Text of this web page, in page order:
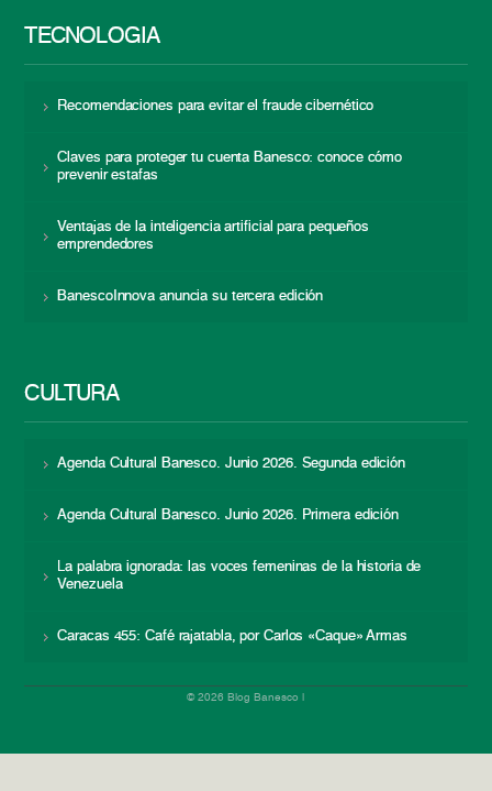
TECNOLOGÍA
Recomendaciones para evitar el fraude cibernético
Claves para proteger tu cuenta Banesco: conoce cómo
prevenir estafas
Ventajas de la inteligencia artificial para pequeños
emprendedores
BanescoInnova anuncia su tercera edición
CULTURA
Agenda Cultural Banesco. Junio 2026. Segunda edición
Agenda Cultural Banesco. Junio 2026. Primera edición
La palabra ignorada: las voces femeninas de la historia de
Venezuela
Caracas 455: Café rajatabla, por Carlos «Caque» Armas
© 2026 Blog Banesco |